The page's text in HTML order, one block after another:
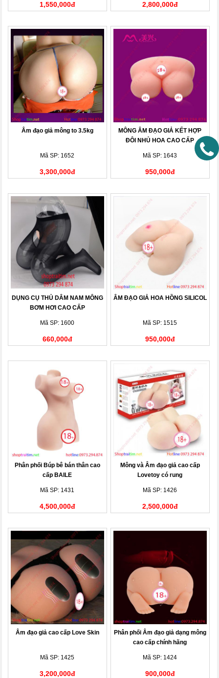
1,550,000đ 2,800,000đ
Âm đạo giả mông to 3.5kg
Mã SP: 1652
3,300,000đ
MÔNG ÂM ĐẠO GIẢ KẾT HỢP
ĐÔI NHỦ HOA CAO CẤP
Mã SP: 1643
950,000đ
DỤNG CỤ THỦ DÂM NAM MÔNG
BƠM HƠI CAO CẤP
Mã SP: 1600
660,000đ
ÂM ĐẠO GIẢ HOA HỒNG SILICOL
Mã SP: 1515
950,000đ
Phân phối Búp bê bán thân cao
cấp BAILE
Mã SP: 1431
4,500,000đ
Mông và Âm đạo giả cao cấp
Lovetoy có rung
Mã SP: 1426
2,500,000đ
Âm đạo giả cao cấp Love Skin
Mã SP: 1425
3,200,000đ
Phân phối Âm đạo giả dạng mông
cao cấp chính hãng
Mã SP: 1424
900,000đ